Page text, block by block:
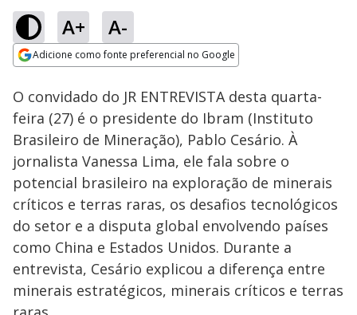
A+ A-
Adicione como fonte preferencial no Google
Ativar
Loaded:
3.42%
O convidado do JR ENTREVISTA desta quarta-
feira (27) é o presidente do Ibram (Instituto
Brasileiro de Mineração), Pablo Cesário. À
jornalista Vanessa Lima, ele fala sobre o
potencial brasileiro na exploração de minerais
críticos e terras raras, os desafios tecnológicos
do setor e a disputa global envolvendo países
como China e Estados Unidos. Durante a
entrevista, Cesário explicou a diferença entre
minerais estratégicos, minerais críticos e terras